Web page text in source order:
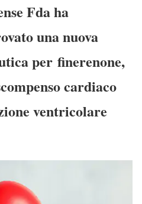
Fda ha
una nuova
per finerenone,
cardiaco
ventricolare